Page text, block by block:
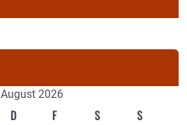
August 2026
D F S S